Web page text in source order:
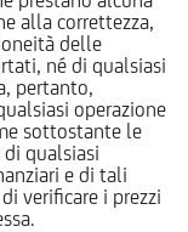
alla correttezza,
delle
né di qualsiasi
pertanto,
operazione
sottostante le
qualsiasi
e di tali
verificare i prezzi